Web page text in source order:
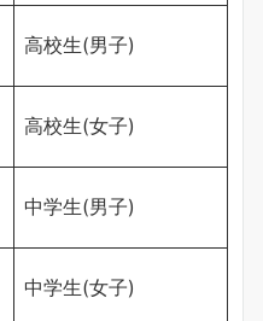
高校生(男子)
高校生(女子)
中学生(男子)
中学生(女子)